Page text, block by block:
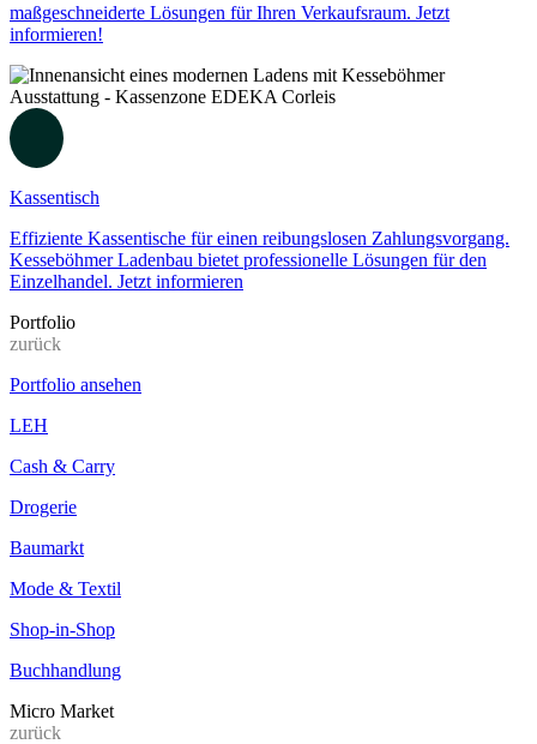
maßgeschneiderte Lösungen für Ihren Verkaufsraum. Jetzt
informieren!
Kassentisch
Effiziente Kassentische für einen reibungslosen Zahlungsvorgang.
Kesseböhmer Ladenbau bietet professionelle Lösungen für den
Einzelhandel. Jetzt informieren
Portfolio
zurück
Portfolio ansehen
LEH
Cash & Carry
Drogerie
Baumarkt
Mode & Textil
Shop-in-Shop
Buchhandlung
Micro Market
zurück